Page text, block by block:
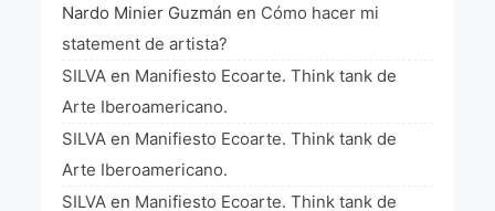
Nardo Minier Guzmán en Cómo hacer mi
statement de artista?
SILVA en Manifiesto Ecoarte. Think tank de
Arte Iberoamericano.
SILVA en Manifiesto Ecoarte. Think tank de
Arte Iberoamericano.
SILVA en Manifiesto Ecoarte. Think tank de